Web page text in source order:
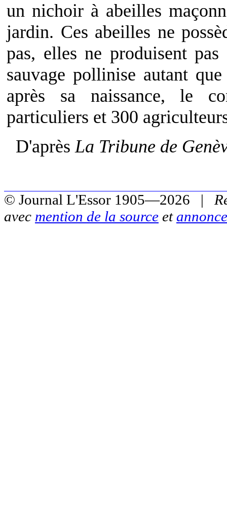
un nichoir à abeilles
jardin. Ces abeilles ne
pas, elles ne produisent
sauvage pollinise autant
après sa naissance, le
particuliers et 300
D'aprèsLa Tribune de
© Journal L'Essor 1905—2026 |
avec mention de la source et